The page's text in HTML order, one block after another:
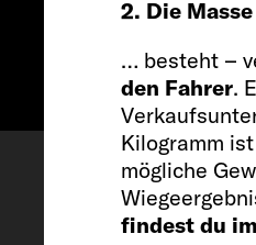
2. Die
… besteht –
den Fahrer.
Kilogramm
mögliche
findest du